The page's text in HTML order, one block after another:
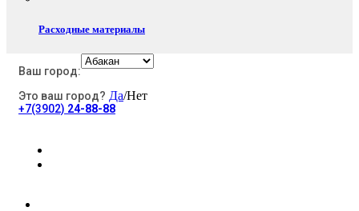
Расходные материалы
Электротовары
Ваш город:
Это ваш город? Да/Нет
+7(3902) 24-88-88